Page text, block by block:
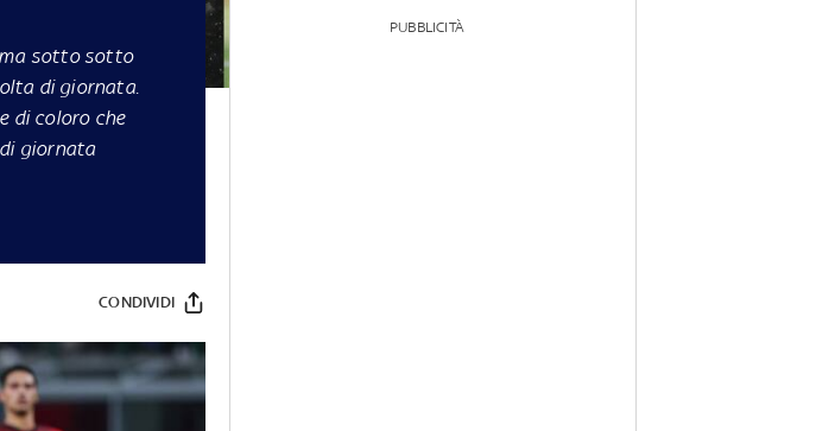
sotto sotto
di giornata.
di coloro che
giornata
CONDIVIDI
PUBBLICITÀ